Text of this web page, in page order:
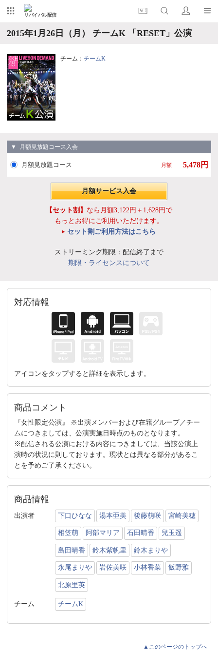
リバイバル配信
2015年1月26日（月） チームK 「RESET」公演
チーム： チームK
▼ 月額見放題コース入会
月額見放題コース 月額 5,478円
月額サービス入会
【セット割】 なら月額3,122円＋1,628円で
もっとお得にご利用いただけます。
セット割ご利用方法はこちら
ストリーミング期限：配信終了まで
期限・ライセンスについて
対応情報
アイコンをタップすると詳細を表示します。
商品コメント
『女性限定公演』 ※出演メンバーおよび在籍グループ／チー
ムにつきましては、公演実施日時点のものとなります。
※配信される公演における内容につきましては、当該公演上
演時の状況に則しております。現状とは異なる部分があるこ
とを予めご了承ください。
商品情報
出演者 下口ひなな 湯本亜美 後藤萌咲 宮崎美穂
相笠萌 阿部マリア 石田晴香 兒玉遥
島田晴香 鈴木紫帆里 鈴木まりや
永尾まりや 岩佐美咲 小林香菜 飯野雅
北原里英
チーム チームK
▲このページのトップへ